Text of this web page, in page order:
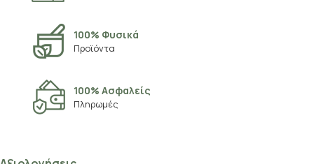
100% Φυσικά
Προϊόντα
100% Ασφαλείς
Πληρωμές